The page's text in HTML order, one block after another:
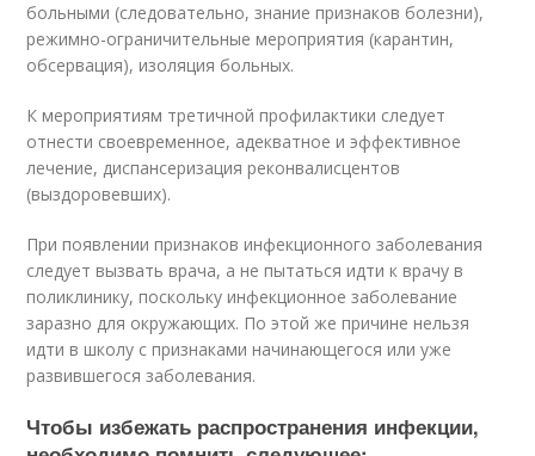
больными (следовательно, знание признаков болезни),
режимно-ограничительные мероприятия (карантин,
обсервация), изоляция больных.
К мероприятиям третичной профилактики следует
отнести своевременное, адекватное и эффективное
лечение, диспансеризация реконвалисцентов
(выздоровевших).
При появлении признаков инфекционного заболевания
следует вызвать врача, а не пытаться идти к врачу в
поликлинику, поскольку инфекционное заболевание
заразно для окружающих. По этой же причине нельзя
идти в школу с признаками начинающегося или уже
развившегося заболевания.
Чтобы избежать распространения инфекции,